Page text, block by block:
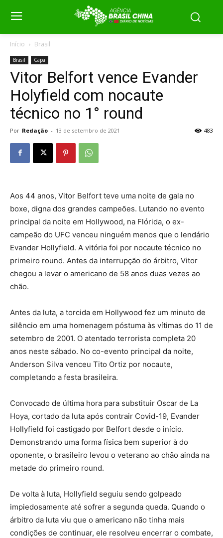
Início Brasil
Brasil Capa
Vitor Belfort vence Evander
Holyfield com nocaute
técnico no 1° round
Por Redação - 13 de setembro de 2021 483
Aos 44 anos, Vitor Belfort teve uma noite de gala no
boxe, digna dos grandes campeões. Lutando no evento
principal da noite em Hollywood, na Flórida, o ex-
campeão do UFC venceu ninguém menos que o lendário
Evander Hollyfield. A vitória foi por nocaute técnico no
primeiro round. Antes da interrupção do árbitro, Vitor
chegou a levar o americano de 58 anos duas vezes ao
chão.
Antes da luta, a torcida em Hollywood fez um minuto de
silêncio em uma homenagem póstuma às vítimas do 11 de
setembro de 2001. O atentado terrorista completa 20
anos neste sábado. No co-evento principal da noite,
Anderson Silva venceu Tito Ortiz por nocaute,
completando a festa brasileira.
Convocado de última hora para substituir Oscar de La
Hoya, cortado da luta após contrair Covid-19, Evander
Hollyfield foi castigado por Belfort desde o início.
Demonstrando uma forma física bem superior à do
oponente, o brasileiro levou o veterano ao chão ainda na
metade do primeiro round.
De volta à luta, Hollyfield seguiu sendo golpeado
impiedosamente até sofrer a segunda queda. Quando o
árbitro da luta viu que o americano não tinha mais
condições de continuar, ele resolveu encerrar o combate,